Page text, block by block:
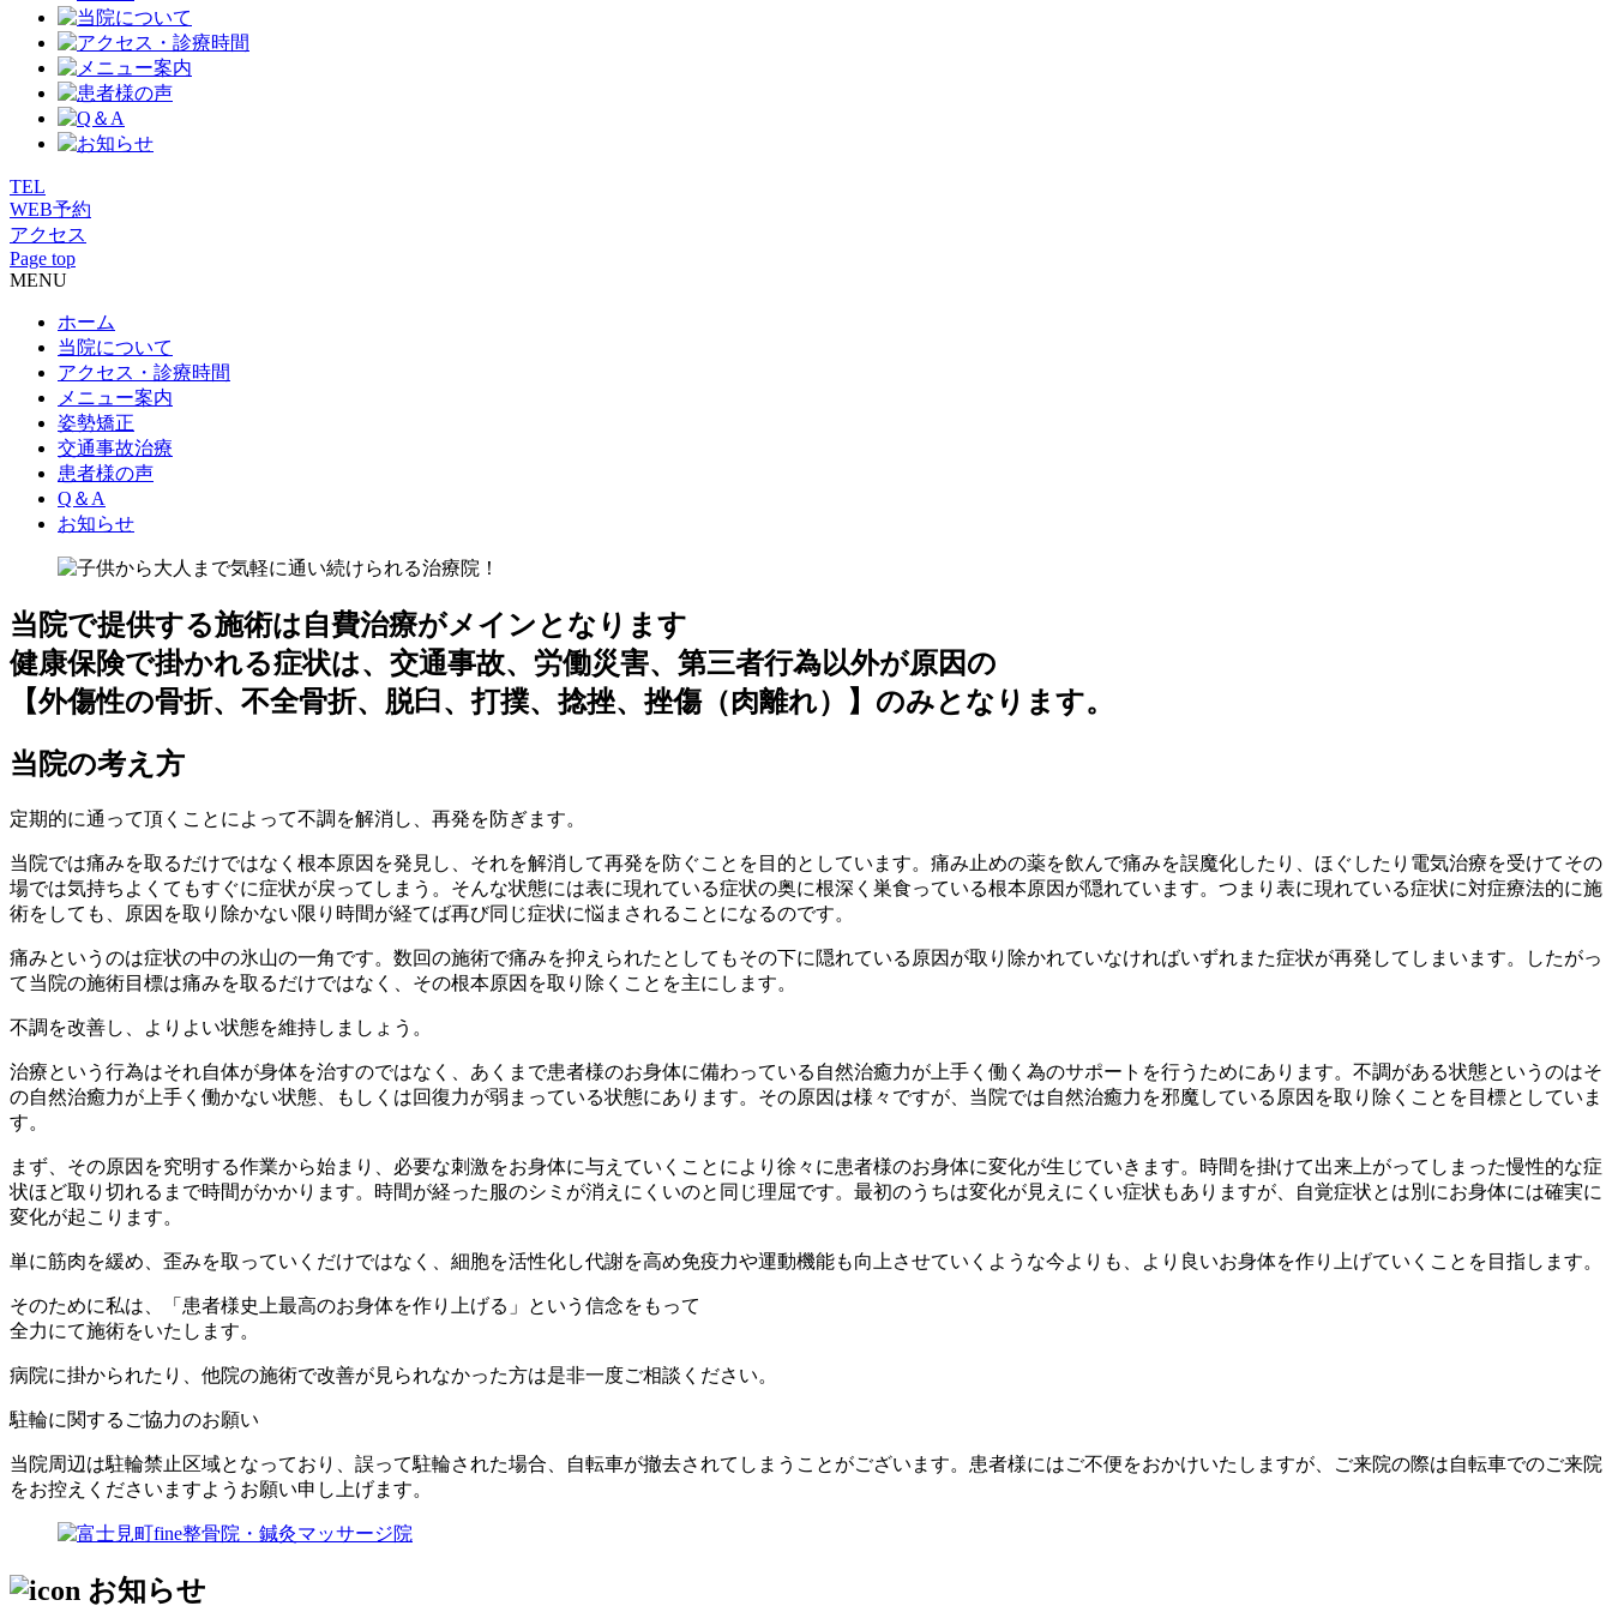
TEL
WEB予約
アクセス
Page top
MENU
ホーム
当院について
アクセス・診療時間
メニュー案内
姿勢矯正
交通事故治療
患者様の声
Q＆A
お知らせ
当院で提供する施術は自費治療がメインとなります
健康保険で掛かれる症状は、交通事故、労働災害、第三者行為以外が原因の
【外傷性の骨折、不全骨折、脱臼、打撲、捻挫、挫傷（肉離れ）】のみとなります。
当院の考え方
定期的に通って頂くことによって不調を解消し、再発を防ぎます。
当院では痛みを取るだけではなく根本原因を発見し、それを解消して再発を防ぐことを目的としています。痛み止めの薬を飲んで痛みを誤魔化したり、ほぐしたり電気治療を受けてその
場では気持ちよくてもすぐに症状が戻ってしまう。そんな状態には表に現れている症状の奥に根深く巣食っている根本原因が隠れています。つまり表に現れている症状に対症療法的に施
術をしても、原因を取り除かない限り時間が経てば再び同じ症状に悩まされることになるのです。
痛みというのは症状の中の氷山の一角です。数回の施術で痛みを抑えられたとしてもその下に隠れている原因が取り除かれていなければいずれまた症状が再発してしまいます。したがっ
て当院の施術目標は痛みを取るだけではなく、その根本原因を取り除くことを主にします。
不調を改善し、よりよい状態を維持しましょう。
治療という行為はそれ自体が身体を治すのではなく、あくまで患者様のお身体に備わっている自然治癒力が上手く働く為のサポートを行うためにあります。不調がある状態というのはそ
の自然治癒力が上手く働かない状態、もしくは回復力が弱まっている状態にあります。その原因は様々ですが、当院では自然治癒力を邪魔している原因を取り除くことを目標としていま
す。
まず、その原因を究明する作業から始まり、必要な刺激をお身体に与えていくことにより徐々に患者様のお身体に変化が生じていきます。時間を掛けて出来上がってしまった慢性的な症
状ほど取り切れるまで時間がかかります。時間が経った服のシミが消えにくいのと同じ理屈です。最初のうちは変化が見えにくい症状もありますが、自覚症状とは別にお身体には確実に
変化が起こります。
単に筋肉を緩め、歪みを取っていくだけではなく、細胞を活性化し代謝を高め免疫力や運動機能も向上させていくような今よりも、より良いお身体を作り上げていくことを目指します。
そのために私は、「患者様史上最高のお身体を作り上げる」という信念をもって
全力にて施術をいたします。
病院に掛かられたり、他院の施術で改善が見られなかった方は是非一度ご相談ください。
駐輪に関するご協力のお願い
当院周辺は駐輪禁止区域となっており、誤って駐輪された場合、自転車が撤去されてしまうことがございます。患者様にはご不便をおかけいたしますが、ご来院の際は自転車でのご来院
をお控えくださいますようお願い申し上げます。
お知らせ